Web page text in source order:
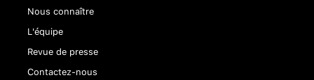
Nous connaître
L'équipe
Revue de presse
Contactez-nous